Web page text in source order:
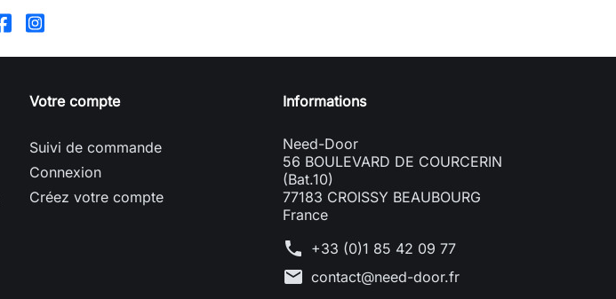
Votre compte
Suivi de commande
Connexion
Créez votre compte
Informations
Need-Door
56 BOULEVARD DE COURCERIN
(Bat.10)
77183 CROISSY BEAUBOURG
France
phone +33 (0)1 85 42 09 77
mail contact@need-door.fr